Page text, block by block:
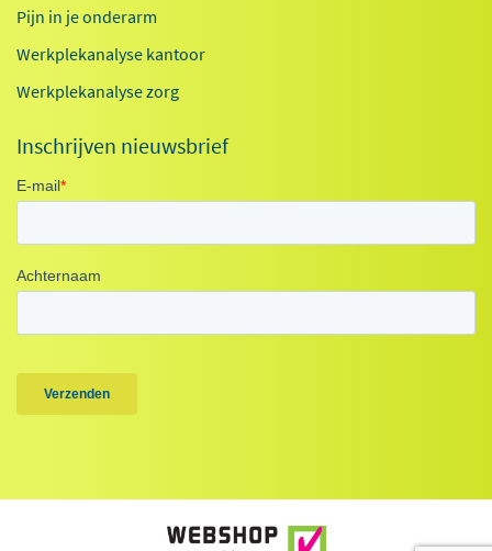
Pijn in je onderarm
Werkplekanalyse kantoor
Werkplekanalyse zorg
Inschrijven nieuwsbrief